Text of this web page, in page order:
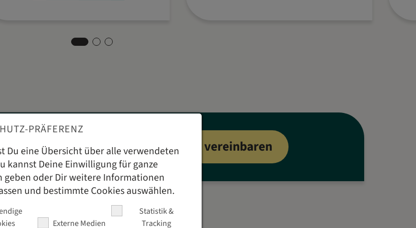
für Dich da! Beratungstermin vereinbaren
PRÄFERENZ
Du eine Übersicht über alle verwendeten
kannst Deine Einwilligung für ganze
geben oder Dir weitere Informationen
und bestimmte Cookies auswählen.
Externe Medien
Statistik &
Tracking